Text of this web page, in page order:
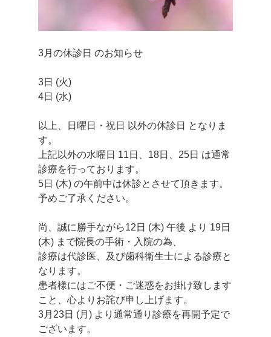
3月の休診日 のお知らせ
3日 (火)
4日 (水)
以上、日曜日・祝日 以外の休診日 となりま
す。
上記以外の水曜日 11日、18日、25日 は通常
診療を行っております。
5日 (木) の午前中は休診とさせて頂きます。
予めご了承ください。
尚、誠に勝手ながら12日 (木) 午後 より 19日
(木) まで院長の手術・入院の為、
診療は代診医、及び歯科衛生士による診療と
なります。
患者様にはご不便・ご迷惑をお掛け致します
こと、心よりお詫び申し上げます。
3月23日 (月) より通常通り診療を再開予定で
ございます。